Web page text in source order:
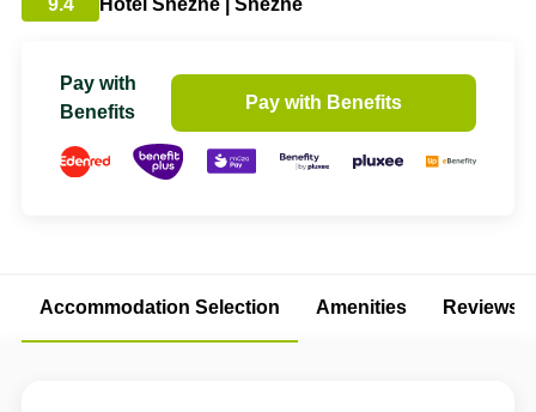
9.4 Hotel Sněžné | Sněžné
Pay with
Benefits
Pay with Benefits
Accommodation Selection Amenities Reviews